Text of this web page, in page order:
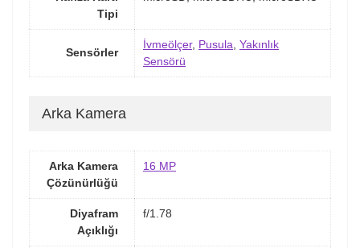
Tipi
Sensörler
İvmeölçer, Pusula Yakınlık
Sensörü
Arka Kamera
Arka Kamera
Çözünürlüğü
16 MP
Diyafram
Açıklığı
f/1.78